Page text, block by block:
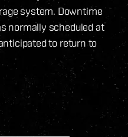
system. Downtime
normally scheduled at
to return to